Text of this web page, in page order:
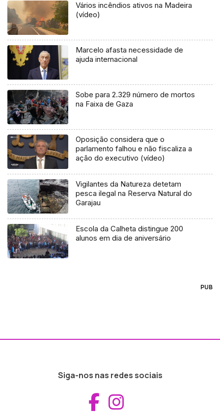
Vários incêndios ativos na Madeira
(vídeo)
Marcelo afasta necessidade de
ajuda internacional
Sobe para 2.329 número de mortos
na Faixa de Gaza
Oposição considera que o
parlamento falhou e não fiscaliza a
ação do executivo (vídeo)
Vigilantes da Natureza detetam
pesca ilegal na Reserva Natural do
Garajau
Escola da Calheta distingue 200
alunos em dia de aniversário
PUB
Siga-nos nas redes sociais
Aceder ao